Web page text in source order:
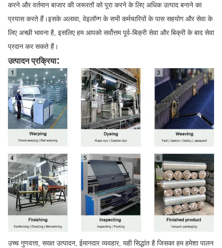
करने और वर्तमान बाजार की जरूरतों को पूरा करने के लिए अधिक उत्पाद बनाने का
प्रयास करते हैं।इसके अलावा, वेइलॉन्ग के सभी कर्मचारियों के पास सहयोग और सेवा के
लिए अच्छी भावना है, इसलिए हम आपको सर्वोत्तम पूर्व-बिक्री सेवा और बिक्री के बाद सेवा
प्रदान कर सकते हैं।
उत्पादन प्रक्रिया:
उच्च गुणवत्ता, सख्त उत्पादन, ईमानदार व्यवहार, यही सिद्धांत है जिसका हम हमेशा पालन